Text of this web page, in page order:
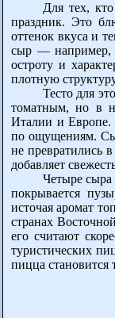
Для тех,
праздник. Это
оттенок вкуса и
сыр — например,
остроту и
плотную
Тесто для
томатным, но в
Италии и Европе.
по ощущениям.
не превратились
добавляет
Четыре сыра
покрывается
источая аромат
странах
его считают
туристических
пицца